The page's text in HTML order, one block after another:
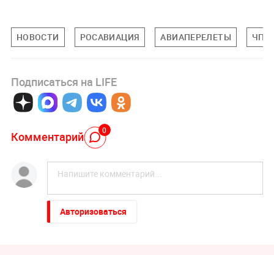
НОВОСТИ РОСАВИАЦИЯ АВИАПЕРЕЛЕТЫ ЧП
Подписаться на LIFE
Комментарий 0
Авторизоваться